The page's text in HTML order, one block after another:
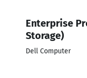
Enterprise
Storage)
Dell Computer